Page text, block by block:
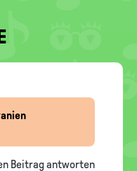
Beitrag antworten